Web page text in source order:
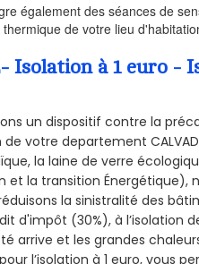
également des séances de
de votre lieu
Isolation à 1 euro -
un dispositif contre la
votre departement
la laine de verre
et la transition Énergétique),
la sinistralité des
d'impôt (30%), à l’isolation
arrive et les grandes
pour l’isolation à 1 euro,